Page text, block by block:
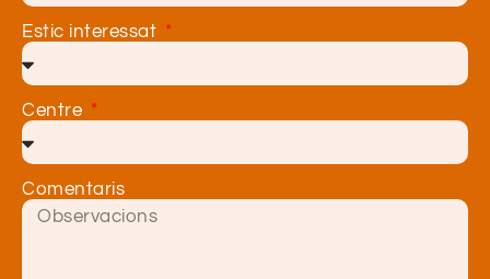
Estic interessat
Centre
Comentaris